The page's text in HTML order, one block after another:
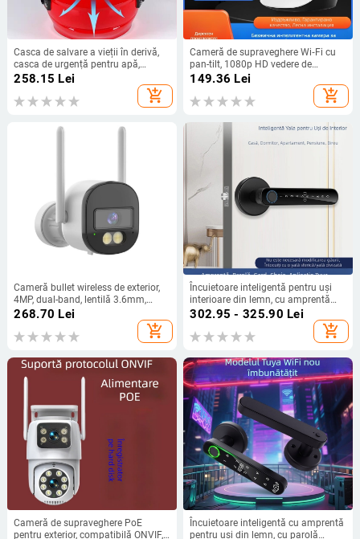
Casca de salvare a vieții în derivă,
casca de urgență pentru apă,
complet înconjurată, casca anti-
coliziune, respirabilă, reglabilă
258.15 Lei
add_shopping_cart
Cameră de supraveghere Wi‑Fi cu
pan-tilt, 1080p HD vedere de
noapte, securitate inteligentă,
smartphone, 360° pentru utilizare în
149.36 Lei
add_shopping_cart
Cameră bullet wireless de exterior,
4MP, dual-band, lentilă 3.6mm,
viziune pe timp de noapte
268.70 Lei
add_shopping_cart
Încuietoare inteligentă pentru uși
interioare din lemn, cu amprentă
digitală, cod PIN și cheie – design
302.95 - 325.90 Lei
add_shopping_cart
Cameră de supraveghere PoE
pentru exterior, compatibilă ONVIF,
Încuietoare inteligentă cu amprentă
pentru uși din lemn, cu parolă